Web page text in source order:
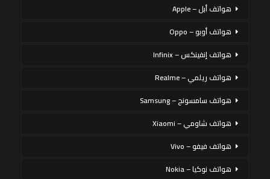
هواتف أبل – Apple
هواتف أوبو – Oppo
هواتف إنفينكس – Infinix
هواتف ريلمي – Realme
هواتف سامسونج – Samsung
هواتف شاومي – Xiaomi
هواتف فيفو – Vivo
هواتف نوكيا – Nokia